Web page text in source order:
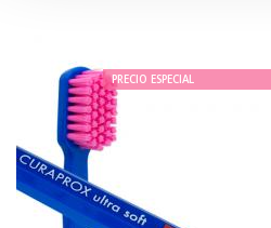
PRECIO ESPECIAL